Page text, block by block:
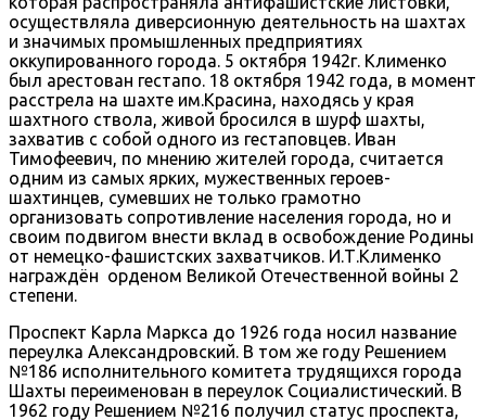
осуществляла диверсионную деятельность на шахтах
и значимых промышленных предприятиях
оккупированного города. 5 октября 1942г. Клименко
был арестован гестапо. 18 октября 1942 года, в момент
расстрела на шахте им.Красина, находясь у края
шахтного ствола, живой бросился в шурф шахты,
захватив с собой одного из гестаповцев. Иван
Тимофеевич, по мнению жителей города, считается
одним из самых ярких, мужественных героев-
шахтинцев, сумевших не только грамотно
организовать сопротивление населения города, но и
своим подвигом внести вклад в освобождение Родины
от немецко-фашистских захватчиков. И.Т.Клименко
награждён орденом Великой Отечественной войны 2
степени.
Проспект Карла Маркса до 1926 года носил название
переулка Александровский. В том же году Решением
№186 исполнительного комитета трудящихся города
Шахты переименован в переулок Социалистический. В
1962 году Решением №216 получил статус проспекта,